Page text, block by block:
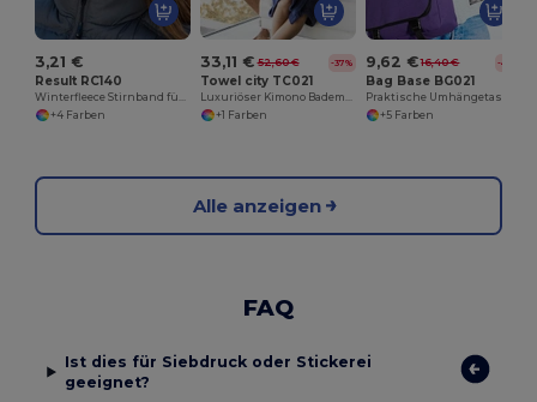
3,21 €
Result RC140
Winterfleece Stirnband für Outdoor-Aktivitäten
+4 Farben
33,11 € 52,60 € -37%
Towel city TC021
Luxuriöser Kimono Bademantel mit Taschen
+1 Farben
9,62 € 16,40 € -41%
Bag Base BG021
+5 Farben
Alle anzeigen
FAQ
Ist dies für Siebdruck oder Stickerei
geeignet?